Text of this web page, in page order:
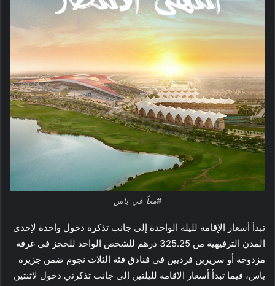
#معاً_في_ياس
تبدأ أسعار الإقامة لليلة الواحدة إلى جانب تذكرة دخول واحدة لإحدى
المدن الترفيهية من 325.25 درهم للشخص الواحد للحجز في غرفة
مزدوجة أو سريرين فرديين في فنادق فئة الثلاث نجوم ضمن جزيرة
ياس، فيما تبدأ أسعار الإقامة لليلتين إلى جانب تذكرتي دخول لاثنتين